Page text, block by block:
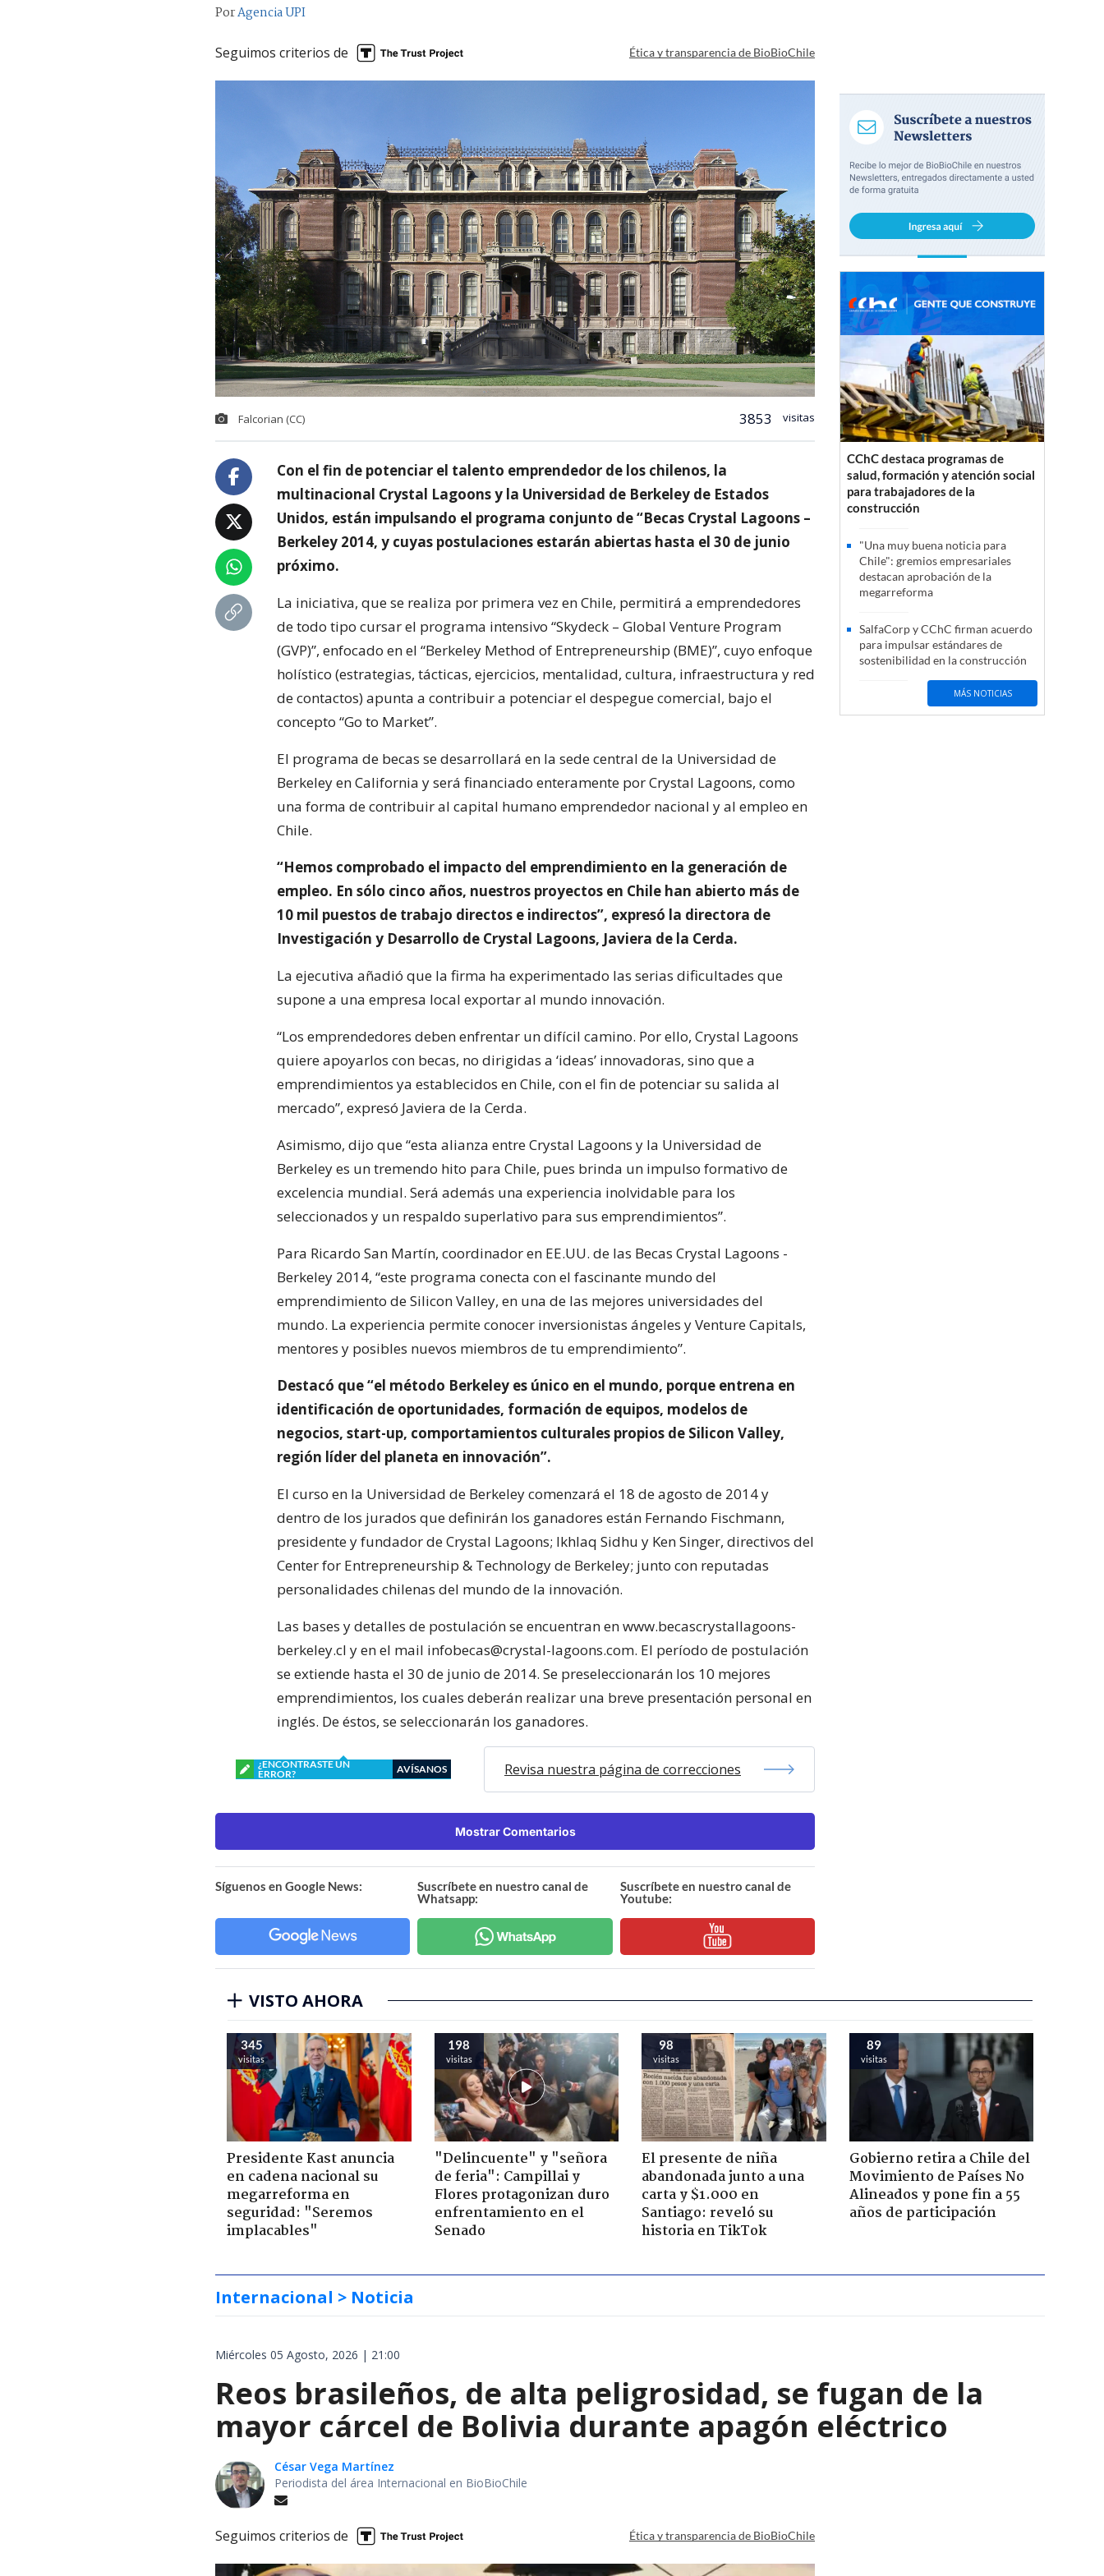
PorAgencia UPI
Seguimos criterios de Ética y transparencia de BioBioChile
Falcorian (CC) 3853 visitas
Con el fin de potenciar el talento emprendedor de los chilenos, la
multinacional Crystal Lagoons y la Universidad de Berkeley de Estados
Unidos, están impulsando el programa conjunto de “Becas Crystal Lagoons –
Berkeley 2014, y cuyas postulaciones estarán abiertas hasta el 30 de junio
próximo.
La iniciativa, que se realiza por primera vez en Chile, permitirá a emprendedores
de todo tipo cursar el programa intensivo “Skydeck – Global Venture Program
(GVP)”, enfocado en el “Berkeley Method of Entrepreneurship (BME)”, cuyo enfoque
holístico (estrategias, tácticas, ejercicios, mentalidad, cultura, infraestructura y red
de contactos) apunta a contribuir a potenciar el despegue comercial, bajo el
concepto “Go to Market”.
El programa de becas se desarrollará en la sede central de la Universidad de
Berkeley en California y será financiado enteramente por Crystal Lagoons, como
una forma de contribuir al capital humano emprendedor nacional y al empleo en
Chile.
“Hemos comprobado el impacto del emprendimiento en la generación de
empleo. En sólo cinco años, nuestros proyectos en Chile han abierto más de
10 mil puestos de trabajo directos e indirectos”, expresó la directora de
Investigación y Desarrollo de Crystal Lagoons, Javiera de la Cerda.
La ejecutiva añadió que la firma ha experimentado las serias dificultades que
supone a una empresa local exportar al mundo innovación.
“Los emprendedores deben enfrentar un difícil camino. Por ello, Crystal Lagoons
quiere apoyarlos con becas, no dirigidas a ‘ideas’ innovadoras, sino que a
emprendimientos ya establecidos en Chile, con el fin de potenciar su salida al
mercado”, expresó Javiera de la Cerda.
Asimismo, dijo que “esta alianza entre Crystal Lagoons y la Universidad de
Berkeley es un tremendo hito para Chile, pues brinda un impulso formativo de
excelencia mundial. Será además una experiencia inolvidable para los
seleccionados y un respaldo superlativo para sus emprendimientos”.
Para Ricardo San Martín, coordinador en EE.UU. de las Becas Crystal Lagoons -
Berkeley 2014, “este programa conecta con el fascinante mundo del
emprendimiento de Silicon Valley, en una de las mejores universidades del
mundo. La experiencia permite conocer inversionistas ángeles y Venture Capitals,
mentores y posibles nuevos miembros de tu emprendimiento”.
Destacó que “el método Berkeley es único en el mundo, porque entrena en
identificación de oportunidades, formación de equipos, modelos de
negocios, start-up, comportamientos culturales propios de Silicon Valley,
región líder del planeta en innovación”.
El curso en la Universidad de Berkeley comenzará el 18 de agosto de 2014 y
dentro de los jurados que definirán los ganadores están Fernando Fischmann,
presidente y fundador de Crystal Lagoons; Ikhlaq Sidhu y Ken Singer, directivos del
Center for Entrepreneurship & Technology de Berkeley; junto con reputadas
personalidades chilenas del mundo de la innovación.
Las bases y detalles de postulación se encuentran en www.becascrystallagoons-
berkeley.cl y en el mail infobecas@crystal-lagoons.com. El período de postulación
se extiende hasta el 30 de junio de 2014. Se preseleccionarán los 10 mejores
emprendimientos, los cuales deberán realizar una breve presentación personal en
inglés. De éstos, se seleccionarán los ganadores.
¿ENCONTRASTE UN
ERROR?
AVÍSANOS Revisa nuestra página de correcciones
Mostrar Comentarios
Síguenos en Google News:
Suscríbete en nuestro canal de
Whatsapp:
Suscríbete en nuestro canal de
Youtube:
CChC destaca programas de
salud, formación y atención social
para trabajadores de la
construcción
"Una muy buena noticia para
Chile": gremios empresariales
destacan aprobación de la
megarreforma
SalfaCorp y CChC firman acuerdo
para impulsar estándares de
sostenibilidad en la construcción
MÁS NOTICIAS
VISTO AHORA
345
visitas
Presidente Kast anuncia
en cadena nacional su
megarreforma en
seguridad: "Seremos
implacables"
198
visitas
"Delincuente" y "señora
de feria": Campillai y
Flores protagonizan duro
enfrentamiento en el
Senado
98
visitas
El presente de niña
abandonada junto a una
carta y $1.000 en
Santiago: reveló su
historia en TikTok
89
visitas
Gobierno retira a Chile del
Movimiento de Países No
Alineados y pone fin a 55
años de participación
Internacional > Noticia
Miércoles 05 Agosto, 2026 | 21:00
Reos brasileños, de alta peligrosidad, se fugan de la
mayor cárcel de Bolivia durante apagón eléctrico
César Vega Martínez
Periodista del área Internacional en BioBioChile
Seguimos criterios de Ética y transparencia de BioBioChile